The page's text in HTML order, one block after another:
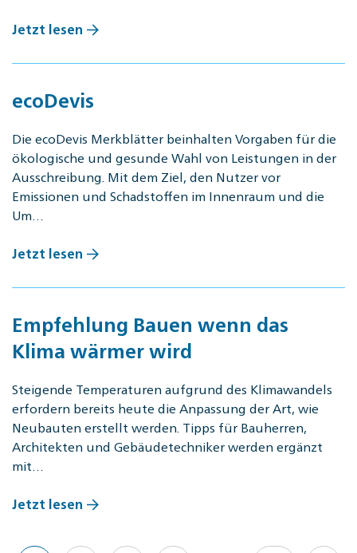
Jetzt lesen
ecoDevis
Die ecoDevis Merkblätter beinhalten Vorgaben für die
ökologische und gesunde Wahl von Leistungen in der
Ausschreibung. Mit dem Ziel, den Nutzer vor
Emissionen und Schadstoffen im Innenraum und die
Um…
Jetzt lesen
Empfehlung Bauen wenn das
Klima wärmer wird
Steigende Temperaturen aufgrund des Klimawandels
erfordern bereits heute die Anpassung der Art, wie
Neubauten erstellt werden. Tipps für Bauherren,
Architekten und Gebäudetechniker werden ergänzt
mit…
Jetzt lesen